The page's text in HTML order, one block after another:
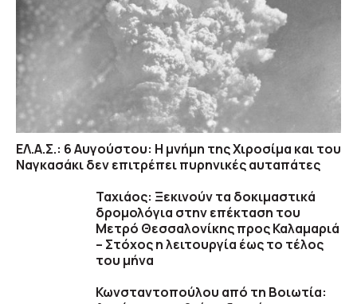
ΕΛ.Α.Σ.: 6 Αυγούστου: Η μνήμη της Χιροσίμα και του
Ναγκασάκι δεν επιτρέπει πυρηνικές αυταπάτες
Ταχιάος: Ξεκινούν τα δοκιμαστικά
δρομολόγια στην επέκταση του
Μετρό Θεσσαλονίκης προς Καλαμαριά
– Στόχος η λειτουργία έως το τέλος
του μήνα
Κωνσταντοπούλου από τη Βοιωτία: